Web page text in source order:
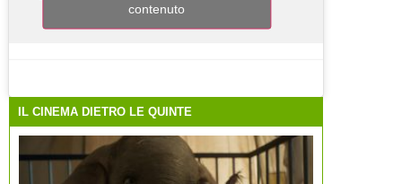
contenuto
IL CINEMA DIETRO LE QUINTE